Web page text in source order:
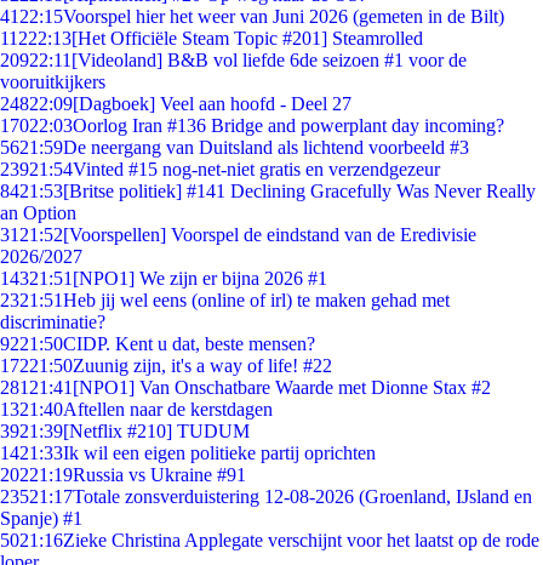
41 22:15Voorspel hier het weer van Juni 2026 (gemeten in de Bilt)
11222:13[Het Officiële Steam Topic #201] Steamrolled
20922:11 [Videoland] B&B vol liefde 6de seizoen #1 voor de
vooruitkijkers
24822:09[Dagboek] Veel aan hoofd - Deel 27
17022:03Oorlog Iran #136 Bridge and powerplant day incoming?
5621:59De neergang van Duitsland als lichtend voorbeeld #3
23921:54Vinted #15 nog-net-niet gratis en verzendgezeur
8421:53[Britse politiek] #141 Declining Gracefully Was Never Really
an Option
31 21:52[Voorspellen] Voorspel de eindstand van de Eredivisie
2026/2027
14321:51 [NPO1] We zijn er bijna 2026 #1
2321:51Heb jij wel eens (online of irl) te maken gehad met
discriminatie?
9221:50CIDP. Kent u dat, beste mensen?
17221:50Zuunig zijn, it's a way of life! #22
281 21:41 [NPO1] Van Onschatbare Waarde met Dionne Stax #2
1321:40Aftellen naar de kerstdagen
3921:39[Netflix #210] TUDUM
1421:33Ik wil een eigen politieke partij oprichten
20221:19Russia vs Ukraine #91
23521:17Totale zonsverduistering 12-08-2026 (Groenland, IJsland en
Spanje) #1
5021:16Zieke Christina Applegate verschijnt voor het laatst op de rode